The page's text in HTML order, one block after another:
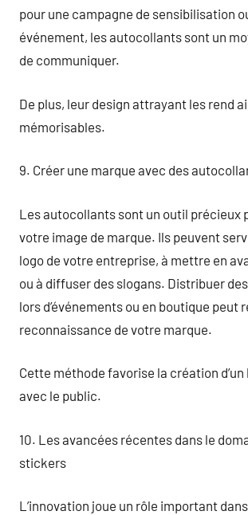
pour une campagne de sensibilisation
événement, les autocollants sont un
de communiquer.
De plus, leur design attrayant les rend
mémorisables.
9. Créer une marque avec des
Les autocollants sont un outil précieux
votre image de marque. Ils peuvent
logo de votre entreprise, à mettre en
ou à diffuser des slogans. Distribuer
lors d’événements ou en boutique peut
reconnaissance de votre marque.
Cette méthode favorise la création
avec le public.
10. Les avancées récentes dans le
stickers
L’innovation joue un rôle important